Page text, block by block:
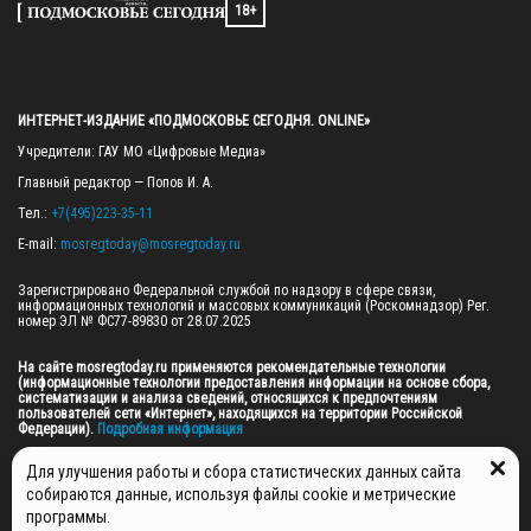
18+
ИНТЕРНЕТ-ИЗДАНИЕ «ПОДМОСКОВЬЕ СЕГОДНЯ. ONLINE»
Учредители: ГАУ МО «Цифровые Медиа»
Главный редактор — Попов И. А.
Тел.: +7(495)223-35-11
E-mail: mosregtoday@mosregtoday.ru
Зарегистрировано Федеральной службой по надзору в сфере связи,
информационных технологий и массовых коммуникаций (Роскомнадзор) Рег.
номер ЭЛ № ФС77-89830 от 28.07.2025
На сайте mosregtoday.ru применяются рекомендательные технологии
(информационные технологии предоставления информации на основе сбора,
систематизации и анализа сведений, относящихся к предпочтениям
пользователей сети «Интернет», находящихся на территории Российской
Федерации). Подробная информация
© 2026 ПРАВА НА ВСЕ МАТЕРИАЛЫ САЙТА ПРИНАДЛЕЖАТ ГАУ МО "ЦИФРОВЫЕ
МЕДИА" (ОГРН: 1255000059467).
Для улучшения работы и сбора статистических данных сайта
собираются данные, используя файлы cookie и метрические
программы.